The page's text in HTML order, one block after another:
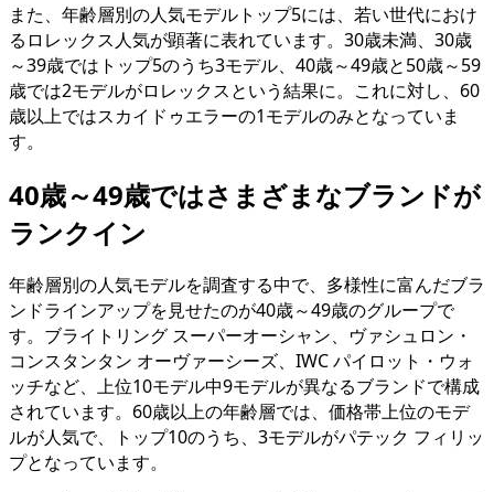
また、年齢層別の人気モデルトップ5には、若い世代におけ
るロレックス人気が顕著に表れています。30歳未満、30歳
～39歳ではトップ5のうち3モデル、40歳～49歳と50歳～59
歳では2モデルがロレックスという結果に。これに対し、60
歳以上ではスカイドゥエラーの1モデルのみとなっていま
す。
40歳～49歳ではさまざまなブランドが
ランクイン
年齢層別の人気モデルを調査する中で、多様性に富んだブラ
ンドラインアップを見せたのが40歳～49歳のグループで
す。ブライトリング スーパーオーシャン、ヴァシュロン・
コンスタンタン オーヴァーシーズ、IWC パイロット・ウォ
ッチなど、上位10モデル中9モデルが異なるブランドで構成
されています。60歳以上の年齢層では、価格帯上位のモデ
ルが人気で、トップ10のうち、3モデルがパテック フィリッ
プとなっています。